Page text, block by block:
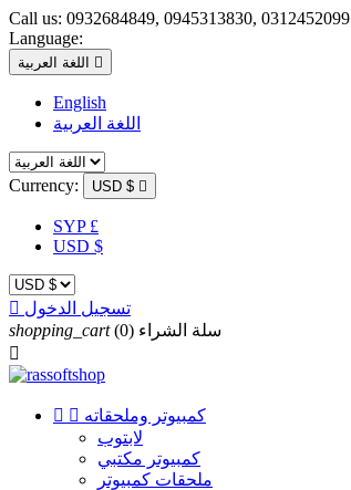
Call us: 0932684849, 0945313830, 0312452099
Language:
اللغة العربية 
English
اللغة العربية
Currency: USD $ 
SYP £
USD $
 تسجيل الدخول
shopping_cart
سلة الشراء (0)

  كمبيوتر وملحقاته
لابتوب
كمبيوتر مكتبي
ملحقات كمبيوتر